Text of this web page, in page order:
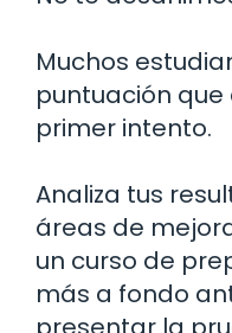
Muchos
puntuación
primer intento.
Analiza tus
áreas de
un curso de
más a fondo